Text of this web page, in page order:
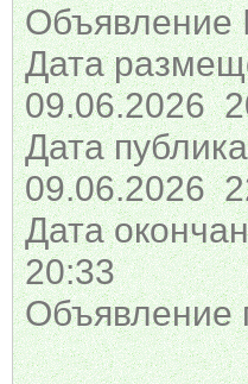
Дата
09.06.2026
Дата
09.06.2026
Дата
20:33
Объявление